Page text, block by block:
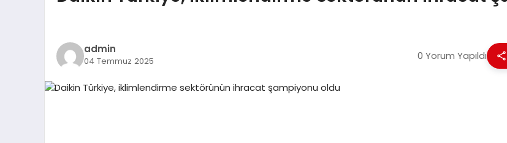
admin
04 Temmuz 2025 0 Yorum Yapıldı